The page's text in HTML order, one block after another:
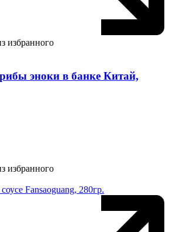
избранного
эноки в банке Китай,
избранного